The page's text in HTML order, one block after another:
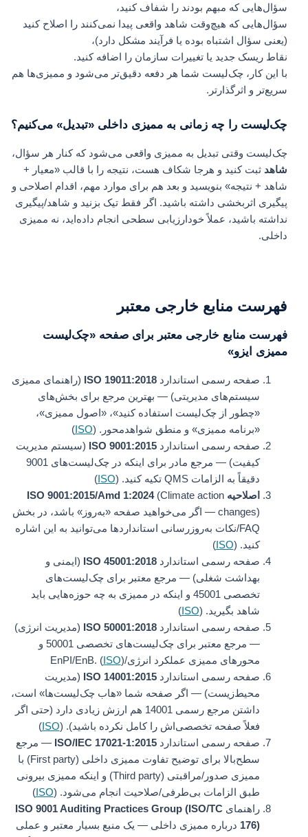
سؤال‌هایی که مبهم بودند را شفاف کنید،
سؤال‌هایی که هیچ‌وقت شاهد واقعی پیدا نمی‌کنند را اصلاح کنید
(یعنی سؤال اشتباه بوده یا فرآیند مشکل دارد)،
نقاط ریسک جدید یا تغییرات سازمان را اضافه کنید.
با این کار، چک‌لیست شما هر دفعه دقیق‌تر می‌شود و ممیزی‌ها هم
سریع‌تر و اثرگذارتر.
چک‌لیست را چه زمانی به ممیزی داخلی «تبدیل» می‌کنیم؟
چک‌لیست وقتی تبدیل به ممیزی واقعی می‌شود که کنار هر سؤال،
شاهدثبت کنید و هرجا شکاف هست، نتیجه را با قالب «معیار +
شاهد + نتیجه» بنویسید و بعد هم برای موارد مهم، اقدام اصلاحی و
پیگیری اثربخشی داشته باشید. اگر فقط تیک بزنید و شاهد/پیگیری
نداشته باشید، عملاً خودارزیابی سطحی انجام داده‌اید، نه ممیزی
داخلی.
فهرست منابع خارجی معتبر
فهرست منابع خارجی معتبر برای صفحه «چک‌لیست
ممیزی ایزو»
صفحه رسمی استانداردISO 19011:2018(راهنمای ممیزی
سیستم‌های مدیریتی) — بهترین مرجع برای بخش‌های
«چطور از چک‌لیست استفاده کنید»، «اصول ممیزی»،
«برنامه ممیزی» و منطق شواهدمحور. ( ISO
)
صفحه رسمی استانداردISO 9001:2015(سیستم مدیریت
کیفیت) — مرجع مادر برای اینکه در چک‌لیست‌های 9001
دقیقاً به الزامات QMS تکیه کنید. (
ISO
)
اصلاحیه ISO 9001:2015/Amd 1:2024(Climate action
changes) — اگر می‌خواهید صفحه «به‌روز» باشد، در بخش
FAQ/نکات به‌روزرسانی استانداردها می‌توانید به این اشاره
کنید. ( ISO
)
صفحه رسمی استانداردISO 45001:2018(ایمنی و
بهداشت شغلی) — مرجع معتبر برای چک‌لیست‌های
تخصصی 45001 و اینکه در ممیزی به چه حوزه‌هایی باید
شاهد بگیرید. ( ISO
)
صفحه رسمی استانداردISO 50001:2018(مدیریت انرژی)
— مرجع معتبر برای چک‌لیست‌های تخصصی 50001 و
محورهای ممیزی عملکرد انرژی/EnPI/EnB. ( ISO)
صفحه رسمی استانداردISO 14001:2015(مدیریت
محیط‌زیست) — اگر صفحه شما «هاب چک‌لیست‌ها» است،
داشتن مرجع رسمی 14001 هم ارزش زیادی دارد (حتی اگر
فعلاً صفحه تخصصی‌اش را کامل نکرده باشید). ( ISO
)
صفحه رسمی استانداردISO/IEC 17021-1:2015— مرجع
سطح‌بالا برای توضیح تفاوت ممیزی داخلی (First party) با
ممیزی صدور/مراقبتی (Third party) و اینکه ممیزی بیرونی
طبق الزامات بی‌طرفی/صلاحیت انجام می‌شود. ( ISO
)
راهنمایISO 9001 Auditing Practices Group (ISO/TC
176)درباره ممیزی داخلی — یک منبع بسیار معتبر و عملی